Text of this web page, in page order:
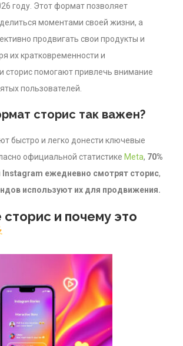
году. Этот формат позволяет
моментами своей жизни, а
продвигать свои продукты и
их кратковременности и
сторис помогают привлечь внимание
пользователей.
сторис так важен?
быстро и легко донести ключевые
официальной статистике Meta, 70%
Instagram ежедневно смотрят сторис,
используют их для продвижения.
сторис и почему это